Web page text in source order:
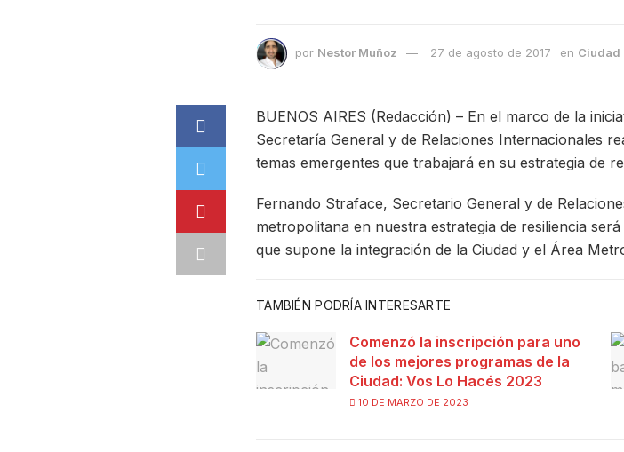
por Nestor Muñoz 27 de agosto de 2017 en Ciudad
BUENOS AIRES (Redacción) – En el marco de la
Secretaría General y de Relaciones Internacionales
temas emergentes que trabajará en su estrategia de
Fernando Straface, Secretario General y de
metropolitana en nuestra estrategia de resiliencia
que supone la integración de la Ciudad y el Área
TAMBIÉN PODRÍA INTERESARTE
Comenzó la inscripción para uno
de los mejores programas de la
Ciudad: Vos Lo Hacés 2023
10 DE MARZO DE 2023